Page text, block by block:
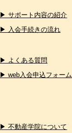
▶ サポート内容の紹介
▶ 入会手続きの流れ
▶ よくある質問
▶ web入会申込フォーム
▶ 不動産学院について